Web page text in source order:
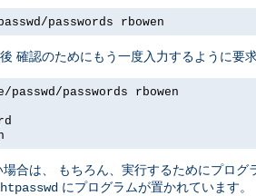
passwords rbowen
確認のためにもう一度入力するように要求
passwords rbowen
合は、 もちろん、実行するためにプロ
にプログラムが置かれています。